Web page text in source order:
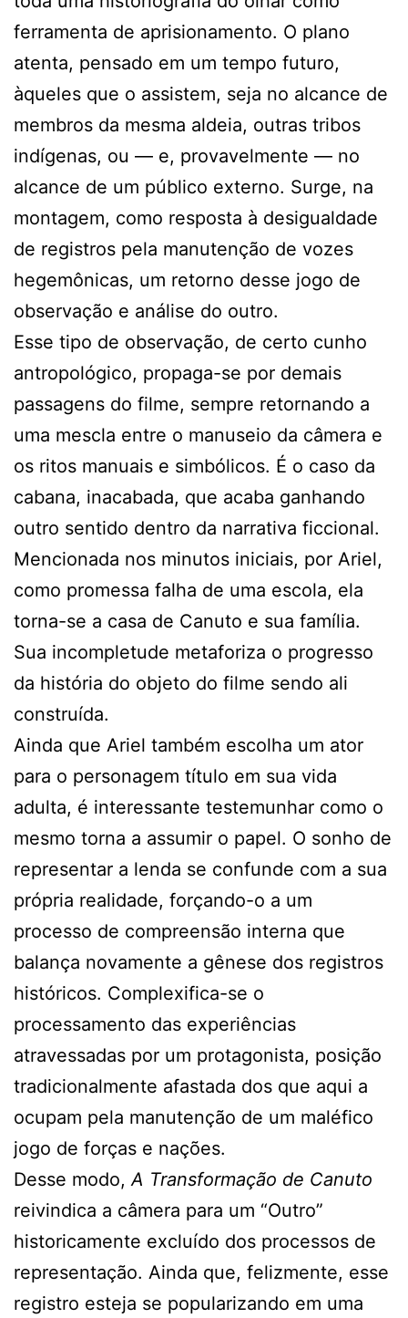
ferramenta de aprisionamento. O plano
atenta, pensado em um tempo futuro,
àqueles que o assistem, seja no alcance de
membros da mesma aldeia, outras tribos
indígenas, ou — e, provavelmente — no
alcance de um público externo. Surge, na
montagem, como resposta à desigualdade
de registros pela manutenção de vozes
hegemônicas, um retorno desse jogo de
observação e análise do outro.
Esse tipo de observação, de certo cunho
antropológico, propaga-se por demais
passagens do filme, sempre retornando a
uma mescla entre o manuseio da câmera e
os ritos manuais e simbólicos. É o caso da
cabana, inacabada, que acaba ganhando
outro sentido dentro da narrativa ficcional.
Mencionada nos minutos iniciais, por Ariel,
como promessa falha de uma escola, ela
torna-se a casa de Canuto e sua família.
Sua incompletude metaforiza o progresso
da história do objeto do filme sendo ali
construída.
Ainda que Ariel também escolha um ator
para o personagem título em sua vida
adulta, é interessante testemunhar como o
mesmo torna a assumir o papel. O sonho de
representar a lenda se confunde com a sua
própria realidade, forçando-o a um
processo de compreensão interna que
balança novamente a gênese dos registros
históricos. Complexifica-se o
processamento das experiências
atravessadas por um protagonista, posição
tradicionalmente afastada dos que aqui a
ocupam pela manutenção de um maléfico
jogo de forças e nações.
Desse modo,A Transformação de Canuto
reivindica a câmera para um “Outro”
historicamente excluído dos processos de
representação. Ainda que, felizmente, esse
registro esteja se popularizando em uma